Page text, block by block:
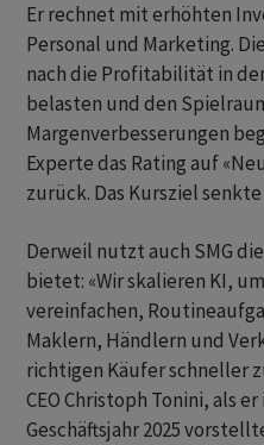
Er rechnet mit erhöhten
Personal und Marketing.
nach die Profitabilität in
belasten und den
Margenverbesserungen
Experte das Rating auf
zurück. Das Kursziel
Derweil nutzt auch SMG
bietet: «Wir skalieren KI,
vereinfachen,
Maklern, Händlern und
richtigen Käufer schneller
CEO Christoph Tonini, als
Geschäftsjahr 2025